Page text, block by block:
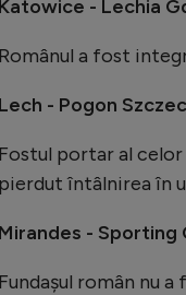
Katowice - Lechia
Românul a fost
Lech - Pogon
Fostul portar al
pierdut întâlnirea în
Mirandes - Sporting
Fundașul român nu